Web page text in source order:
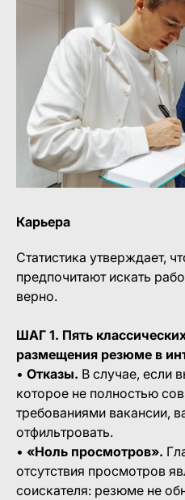
Карьера
Статистика утверждает,
предпочитают искать
верно.
ШАГ 1. Пять
размещения резюме в
• Отказы. В случае, если
которое не полностью
требованиями вакансии,
отфильтровать.
• «Ноль просмотров».
отсутствия просмотров
соискателя: резюме не